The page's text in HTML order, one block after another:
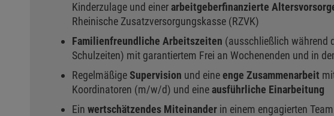
Kinderzulage und einerarbeitgeberfinanzierte
Rheinische Zusatzversorgungskasse (RZVK)
Familienfreundliche Arbeitszeiten (ausschließlich während
Schulzeiten) mit garantiertem Frei an Wochenenden und in
RegelmäßigeSupervision und eineenge Zusammenarbeit
Koordinatoren (m/w/d) und eineausführliche Einarbeitung
Ein wertschätzendes Miteinander in einem engagierten Team